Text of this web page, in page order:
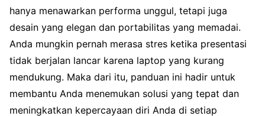
hanya menawarkan performa unggul, tetapi juga
desain yang elegan dan portabilitas yang memadai.
Anda mungkin pernah merasa stres ketika presentasi
tidak berjalan lancar karena laptop yang kurang
mendukung. Maka dari itu, panduan ini hadir untuk
membantu Anda menemukan solusi yang tepat dan
meningkatkan kepercayaan diri Anda di setiap